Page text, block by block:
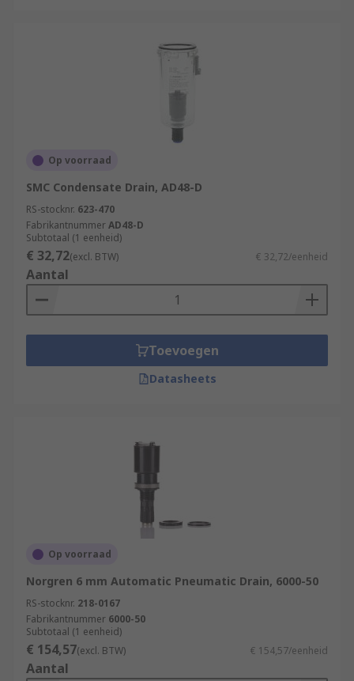
Op voorraad
SMC Condensate Drain, AD48-D
RS-stocknr. 623-470
FabrikantnummerAD48-D
Subtotaal (1 eenheid)
€ 32,72(excl. BTW) € 32,72/eenheid
Aantal
Toevoegen
Datasheets
Op voorraad
Norgren 6 mm Automatic Pneumatic Drain, 6000-50
RS-stocknr. 218-0167
Fabrikantnummer 6000-50
Subtotaal (1 eenheid)
€ 154,57(excl. BTW) € 154,57/eenheid
Aantal